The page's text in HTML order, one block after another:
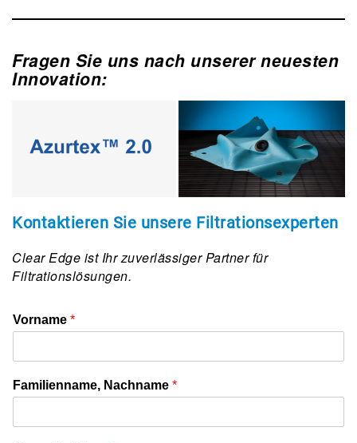
Fragen Sie uns nach unserer neuesten
Innovation:
Kontaktieren Sie unsere Filtrationsexperten
Clear Edge ist Ihr zuverlässiger Partner für
Filtrationslösungen.
Vorname *
Familienname, Nachname *